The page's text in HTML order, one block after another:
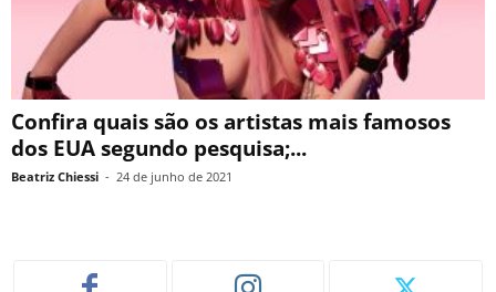
Confira quais são os artistas mais famosos
dos EUA segundo pesquisa;...
Beatriz Chiessi - 24 de junho de 2021